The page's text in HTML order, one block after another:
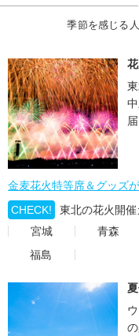
季節を感じる
金麦花火特等席＆グッズ
CHECK!
東北の花火開
宮城
青森
福島